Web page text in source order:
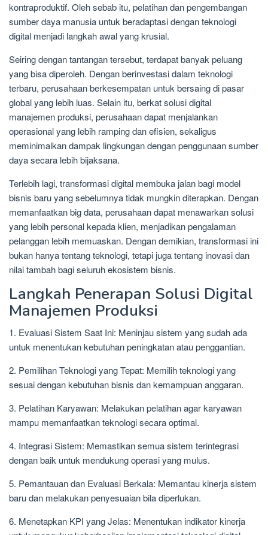
kontraproduktif. Oleh sebab itu, pelatihan dan pengembangan
sumber daya manusia untuk beradaptasi dengan teknologi
digital menjadi langkah awal yang krusial.
Seiring dengan tantangan tersebut, terdapat banyak peluang
yang bisa diperoleh. Dengan berinvestasi dalam teknologi
terbaru, perusahaan berkesempatan untuk bersaing di pasar
global yang lebih luas. Selain itu, berkat solusi digital
manajemen produksi, perusahaan dapat menjalankan
operasional yang lebih ramping dan efisien, sekaligus
meminimalkan dampak lingkungan dengan penggunaan sumber
daya secara lebih bijaksana.
Terlebih lagi, transformasi digital membuka jalan bagi model
bisnis baru yang sebelumnya tidak mungkin diterapkan. Dengan
memanfaatkan big data, perusahaan dapat menawarkan solusi
yang lebih personal kepada klien, menjadikan pengalaman
pelanggan lebih memuaskan. Dengan demikian, transformasi ini
bukan hanya tentang teknologi, tetapi juga tentang inovasi dan
nilai tambah bagi seluruh ekosistem bisnis.
Langkah Penerapan Solusi Digital
Manajemen Produksi
1. Evaluasi Sistem Saat Ini: Meninjau sistem yang sudah ada
untuk menentukan kebutuhan peningkatan atau penggantian.
2. Pemilihan Teknologi yang Tepat: Memilih teknologi yang
sesuai dengan kebutuhan bisnis dan kemampuan anggaran.
3. Pelatihan Karyawan: Melakukan pelatihan agar karyawan
mampu memanfaatkan teknologi secara optimal.
4. Integrasi Sistem: Memastikan semua sistem terintegrasi
dengan baik untuk mendukung operasi yang mulus.
5. Pemantauan dan Evaluasi Berkala: Memantau kinerja sistem
baru dan melakukan penyesuaian bila diperlukan.
6. Menetapkan KPI yang Jelas: Menentukan indikator kinerja